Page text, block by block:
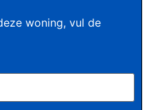
woning, vul de